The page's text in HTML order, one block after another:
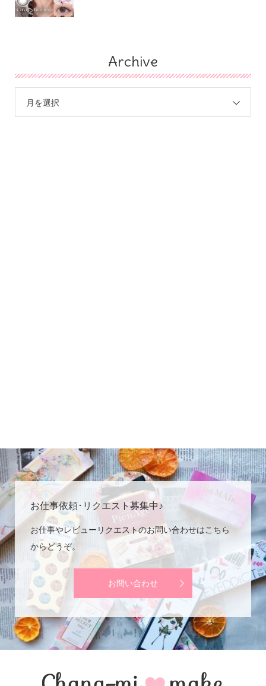
Archive
月を選択
お仕事依頼･リクエスト募集中♪
お仕事やレビューリクエストのお問い合わせはこちら
からどうぞ。
お問い合わせ